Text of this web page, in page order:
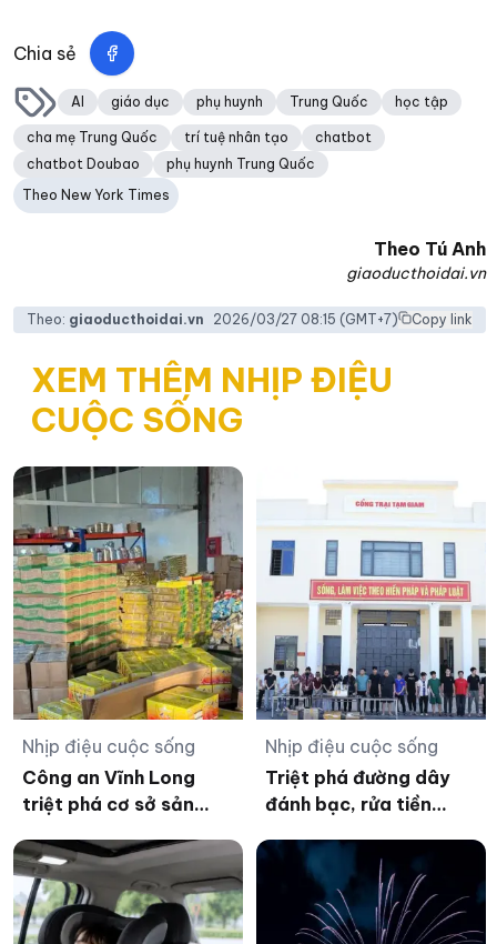
Chia sẻ
AI giáo dục phụ huynh Trung Quốc học tập
cha mẹ Trung Quốc trí tuệ nhân tạo
chatbot
chatbot Doubao
phụ huynh Trung Quốc
Theo New York Times
Theo Tú Anh
giaoducthoidai.vn
Theo: giaoducthoidai.vn 2026/03/27 08:15 (GMT+7) Copy link
XEM THÊM NHỊP ĐIỆU
CUỘC SỐNG
Nhịp điệu cuộc sống
Công an Vĩnh Long
triệt phá cơ sở sản
sản phẩm yến giả
Nhịp điệu cuộc sống
Triệt phá đường dây
đánh bạc, rửa tiền
1.000 tỷ đồng